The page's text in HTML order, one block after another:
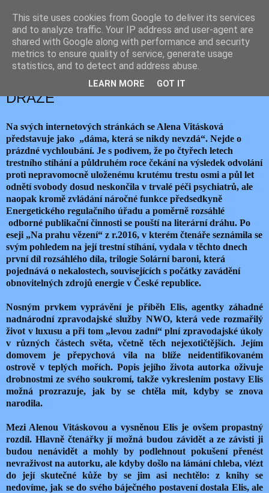
JEMELIK ZDENĚK
čtvrtek 6. července 2017
ALENA VITÁSKOVÁ NA LITERÁRNÍ
DRÁZE
Na svých internetových stránkách se Alena Vitásková
představuje jako „dáma, která se nikdy nevzdá“. Nejde o
prázdné vychloubání. Je s podivem, že po čtyřech letech
trestního stíhání a půldruhém roce čekání na výsledek odvolání
proti nepravomocně uloženému krutému trestu osmi a půl let
odnětí svobody dosud neskončila v trvalé péči psychiatrů, ale
naopak kromě zvládání náročné funkce předsedkyně
Energetického regulačního úřadu a poměrně rozsáhlé
odborné publikační činnosti se pouští na literární dráhu. Po
eseji „Na prahu vězení“ z r.2016, v kterém čtenáře seznámila se
svým pohledem na její trestní stíhání, vydala v těchto dnech
první díl rozsáhlého díla, trilogie Solární baroni, která
pojednává o nekalostech, souvisejících s počátky zavádění
obnovitelných zdrojů energie v České republice.
Nosným prvkem vyprávění je příběh Elis, agentky záhadné
nadnárodní zpravodajské služby NWO, která vede rozmařilý
život v luxusu a při tom „levou zadní“ plní zpravodajské úkoly
v různých částech světa, včetně těch nejexotičtějších. Jejím
domovem je přepychová vila na blíže neidentifikovaném
ostrově v teplých mořích. Popis jejího života autorka oživuje
drobnostmi ze svého soukromí, takže vykreslením postavy Elis
možná prozrazuje, jak by se chtěla mít, kdyby se znova
narodila.
Mezi Alenou Vitáskovou a vysněnou Elis je ovšem propastný
rozdíl. Hlavně čtenářky jí možná budou závidět a ze závisti ji
budou nenávidět a mohly by podlehnout pokušení přenést
nevraživost na autorku, ale kdyby došlo na lámání chleba, vlézt
do její skutečné kůže by se jim asi nechtělo: z knihy se
nedovíme, jak se do svého báječného postavení dostala Elis, ale
This site uses cookies from Google to deliver its services
and to analyze traffic. Your IP address and user-agent are
shared with Google along with performance and security
metrics to ensure quality of service, generate usage
statistics, and to detect and address abuse.
LEARN MORE GOT IT